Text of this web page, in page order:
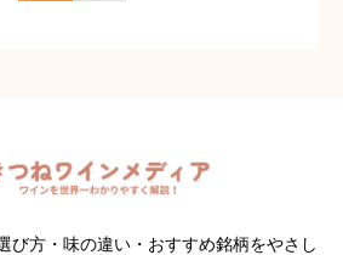
び方・味の違い・おすすめ銘柄をやさし